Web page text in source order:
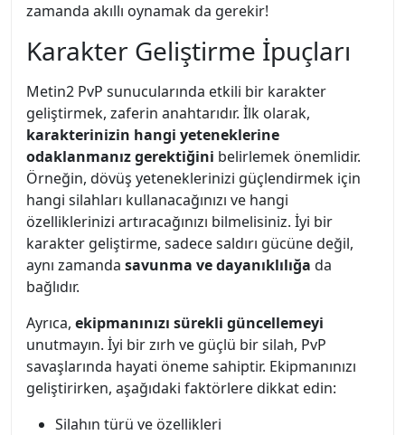
zamanda akıllı oynamak da gerekir!
Karakter Geliştirme İpuçları
Metin2 PvP sunucularında etkili bir karakter
geliştirmek, zaferin anahtarıdır. İlk olarak,
karakterinizin hangi yeteneklerine
odaklanmanız gerektiğini belirlemek önemlidir.
Örneğin, dövüş yeteneklerinizi güçlendirmek için
hangi silahları kullanacağınızı ve hangi
özelliklerinizi artıracağınızı bilmelisiniz. İyi bir
karakter geliştirme, sadece saldırı gücüne değil,
aynı zamanda savunma ve dayanıklılığa da
bağlıdır.
Ayrıca, ekipmanınızı sürekli güncellemeyi
unutmayın. İyi bir zırh ve güçlü bir silah, PvP
savaşlarında hayati öneme sahiptir. Ekipmanınızı
geliştirirken, aşağıdaki faktörlere dikkat edin:
Silahın türü ve özellikleri